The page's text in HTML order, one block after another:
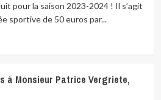
pour la saison 2023-2024 ! Il s’agit
sportive de 50 euros par...
à Monsieur Patrice Vergriete,